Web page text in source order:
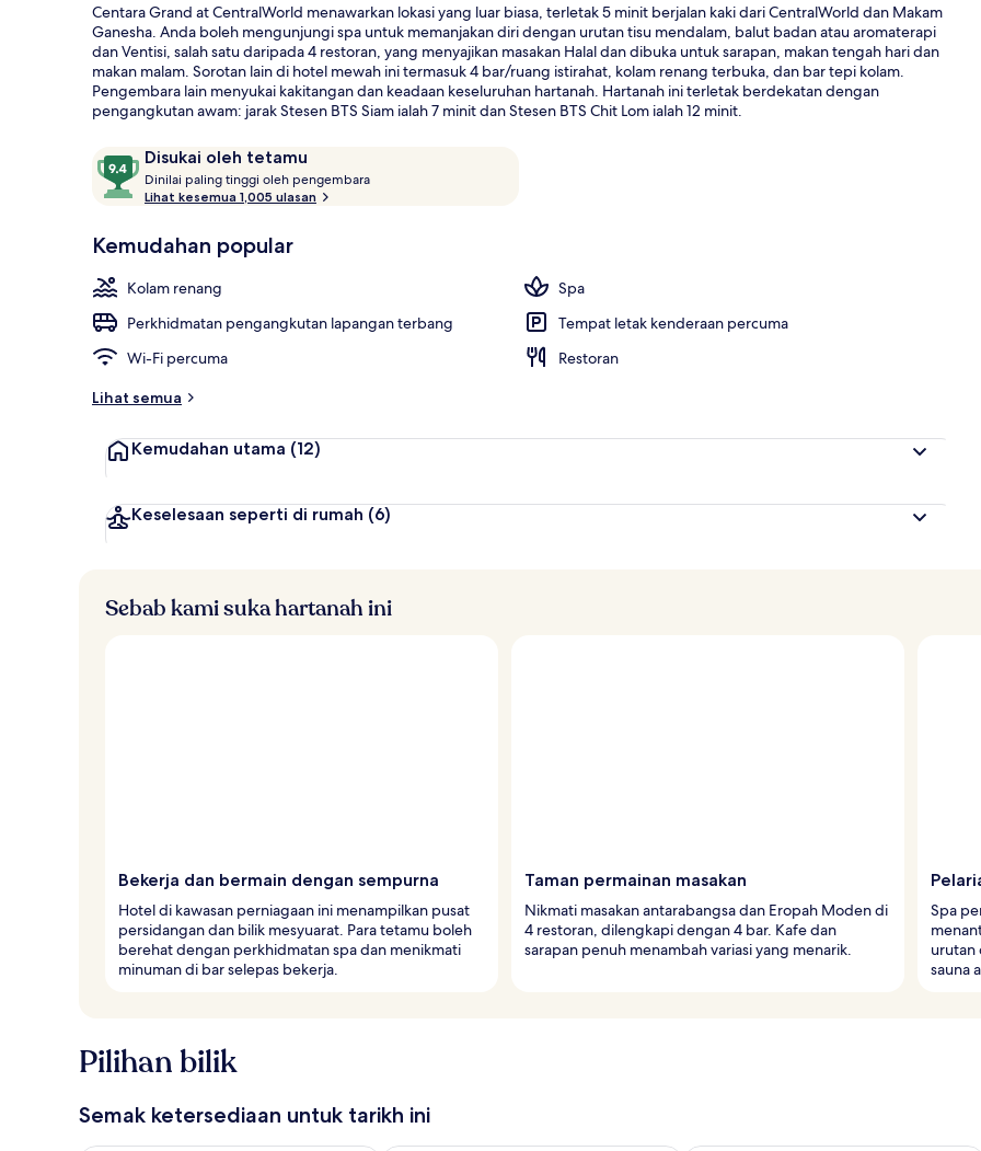
4 restoran;
Centara Grand at CentralWorld menawarkan lokasi yang luar biasa, terletak 5 minit berjalan kaki dari CentralWorld dan Makam
Ganesha. Anda boleh mengunjungi spa untuk memanjakan diri dengan urutan tisu mendalam, balut badan atau aromaterapi
dan Ventisi, salah satu daripada 4 restoran, yang menyajikan masakan Halal dan dibuka untuk sarapan, makan tengah hari dan
makan malam. Sorotan lain di hotel mewah ini termasuk 4 bar/ruang istirahat, kolam renang terbuka, dan bar tepi kolam.
Pengembara lain menyukai kakitangan dan keadaan keseluruhan hartanah. Hartanah ini terletak berdekatan dengan
pengangkutan awam: jarak Stesen BTS Siam ialah 7 minit dan Stesen BTS Chit Lom ialah 12 minit.
Ulasan Disukai oleh tetamu
9.4
daripada
10,
oleh
Dinilai paling tinggi oleh pengembara
p
g
n
o
a
Lihat kesemua 1,005 ulasan
Kemudahan popular
Kolam renang
Spa
Perkhidmatan pengangkutan lapangan terbang
Tempat letak kenderaan percuma
Wi-Fi percuma
Restoran
Lihat semua
Kemudahan utama (12)
Keselesaan seperti di rumah (6)
Sebab kami suka hartanah ini
Bekerja dan bermain dengan sempurna
Hotel di kawasan perniagaan ini menampilkan pusat
persidangan dan bilik mesyuarat. Para tetamu boleh
berehat dengan perkhidmatan spa dan menikmati
minuman di bar selepas bekerja.
Taman permainan masakan
Nikmati masakan antarabangsa dan Eropah Moden di
4 restoran, dilengkapi dengan 4 bar. Kafe dan
sarapan penuh menambah variasi yang menarik.
Spa
urutan
sauna
Pilihan bilik
Semak ketersediaan untuk tarikh ini